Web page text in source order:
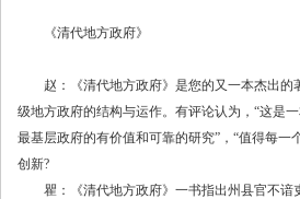
《清代地方政府》
赵：《清代地方政府》是您的又一本杰出的
级地方政府的结构与运作。有评论认为，“这是
最基层政府的有价值和可靠的研究”，“值得每
创新?
瞿：《清代地方政府》一书指出州县官不谙